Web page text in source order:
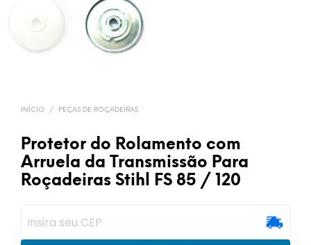
INÍCIO / PEÇAS DE ROÇADEIRAS
Protetor do Rolamento com
Arruela da Transmissão Para
Roçadeiras Stihl FS 85 / 120